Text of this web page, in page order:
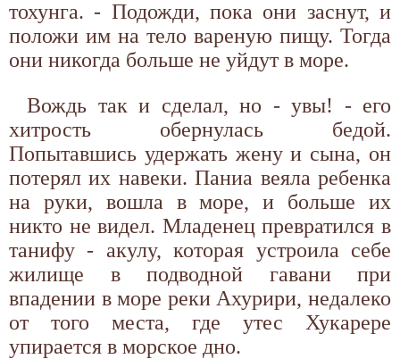
тохунга. - Подожди, пока они заснут, и
положи им на тело вареную пищу. Тогда
они никогда больше не уйдут в море.
Вождь так и сделал, но - увы! - его
хитрость обернулась бедой.
Попытавшись удержать жену и сына, он
потерял их навеки. Паниа веяла ребенка
на руки, вошла в море, и больше их
никто не видел. Младенец превратился в
танифу - акулу, которая устроила себе
жилище в подводной гавани при
впадении в море реки Ахурири, недалеко
от того места, где утес Хукарере
упирается в морское дно.